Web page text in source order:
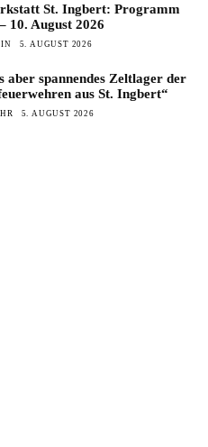
St. Ingbert: Programm
10. August 2026
5. AUGUST 2026
aber spannendes Zeltlager der
aus St. Ingbert“
5. AUGUST 2026